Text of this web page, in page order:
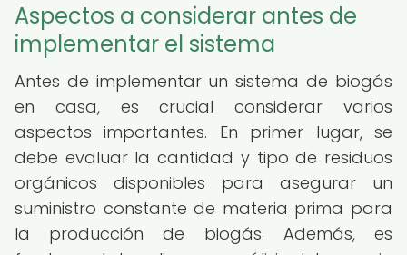
Aspectos a considerar antes de
implementar el sistema
Antes de implementar un sistema de biogás
en casa, es crucial considerar varios
aspectos importantes. En primer lugar, se
debe evaluar la cantidad y tipo de residuos
orgánicos disponibles para asegurar un
suministro constante de materia prima para
la producción de biogás. Además, es